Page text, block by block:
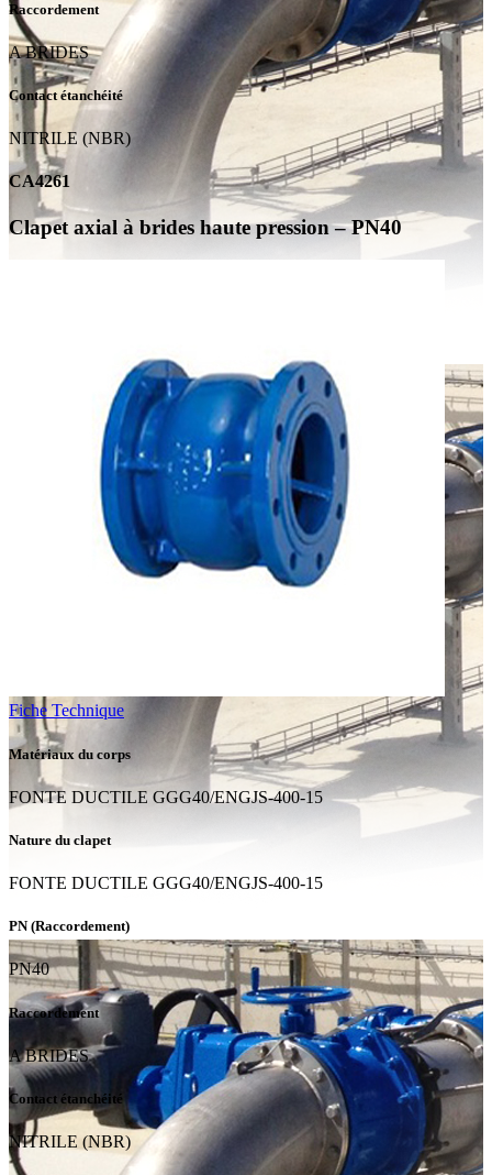
Raccordement
A BRIDES
Contact étanchéité
NITRILE (NBR)
CA4261
Clapet axial à brides haute pression – PN40
Fiche Technique
Matériaux du corps
FONTE DUCTILE GGG40/ENGJS-400-15
Nature du clapet
FONTE DUCTILE GGG40/ENGJS-400-15
PN (Raccordement)
PN40
Raccordement
A BRIDES
Contact étanchéité
NITRILE (NBR)